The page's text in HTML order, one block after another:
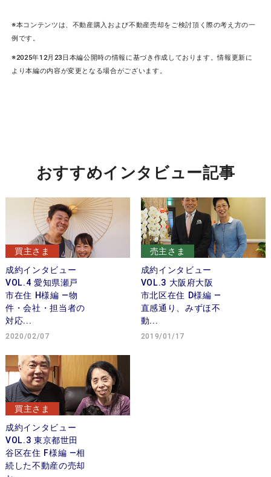
※本コンテンツは、不動産購入および不動産売却をご検討頂く際の考え方の一
例です。
※2025年12月23日本編公開時の情報に基づき作成しております。情報更新に
より本編の内容が変更となる場合がございます。
おすすめインタビュー記事
買主さま
成約インタビュー
VOL.4 愛知県瀬戸
市在住 H様編 —物
件・会社・担当者の
対応...
2020/02/07
売主さま
成約インタビュー
VOL.3 大阪府大阪
市北区在住 D様編 —
直感通り、みずほ不
動...
2019/01/17
買主さま
成約インタビュー
VOL.3 東京都世田
谷区在住 F様編 —相
続した不動産の売却